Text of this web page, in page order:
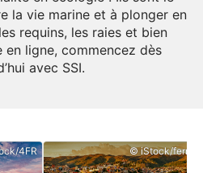
la vie marine et à plonger en
requins, les raies et bien
en ligne, commencez dès
avec SSI.
4FR © iStock/